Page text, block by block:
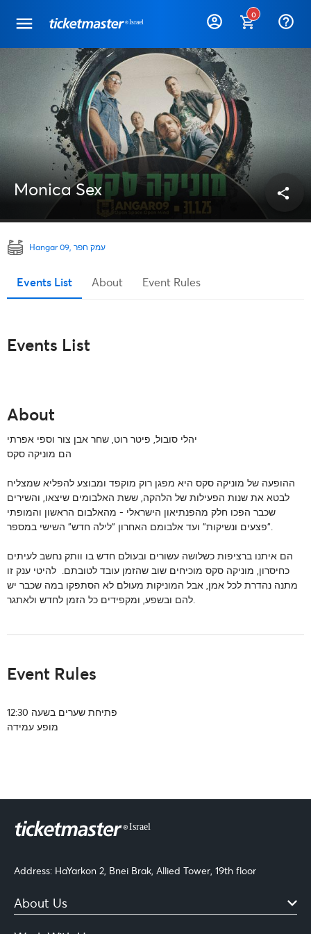
0 help_outline
Monica Sex share
Hangar 09, עמק חפר
Events List About Event Rules
Events List
About
יהלי סובול, פיטר רוט, שחר אבן צור וספי אפרתי
הם מוניקה סקס
ההופעה של מוניקה סקס היא מפגן רוק מוקפד ומבוצע להפליא שמצליח
לבטא את שנות הפעילות של הלהקה, ששת האלבומים שיצאו, והשירים
שכבר הפכו חלק מהפנתיאון הישראלי - מהאלבום הראשון והמופתי
"פצעים ונשיקות" ועד אלבומם האחרון "לילה חדש" השישי במספר.
הם איתנו ברציפות כשלושה עשורים ובעולם חדש בו וותק נחשב לעיתים
כחיסרון, מוניקה סקס מוכיחים שוב שהזמן עובד לטובתם. להיטי ענק זו
מתנה נהדרת לכל אמן, אבל המוניקות מעולם לא הסתפקו במה שכבר יש
להם ובשפע, ומקפידים כל הזמן לחדש ולאתגר.
Event Rules
פתיחת שערים בשעה 12:30
מופע עמידה
Address: HaYarkon 2, Bnei Brak, Allied Tower, 19th floor
About Us